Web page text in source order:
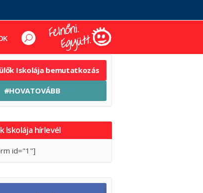
Iskolája bemutatkozás
#HOVATOVÁBB
Iskolája hírlevél
id="1"]